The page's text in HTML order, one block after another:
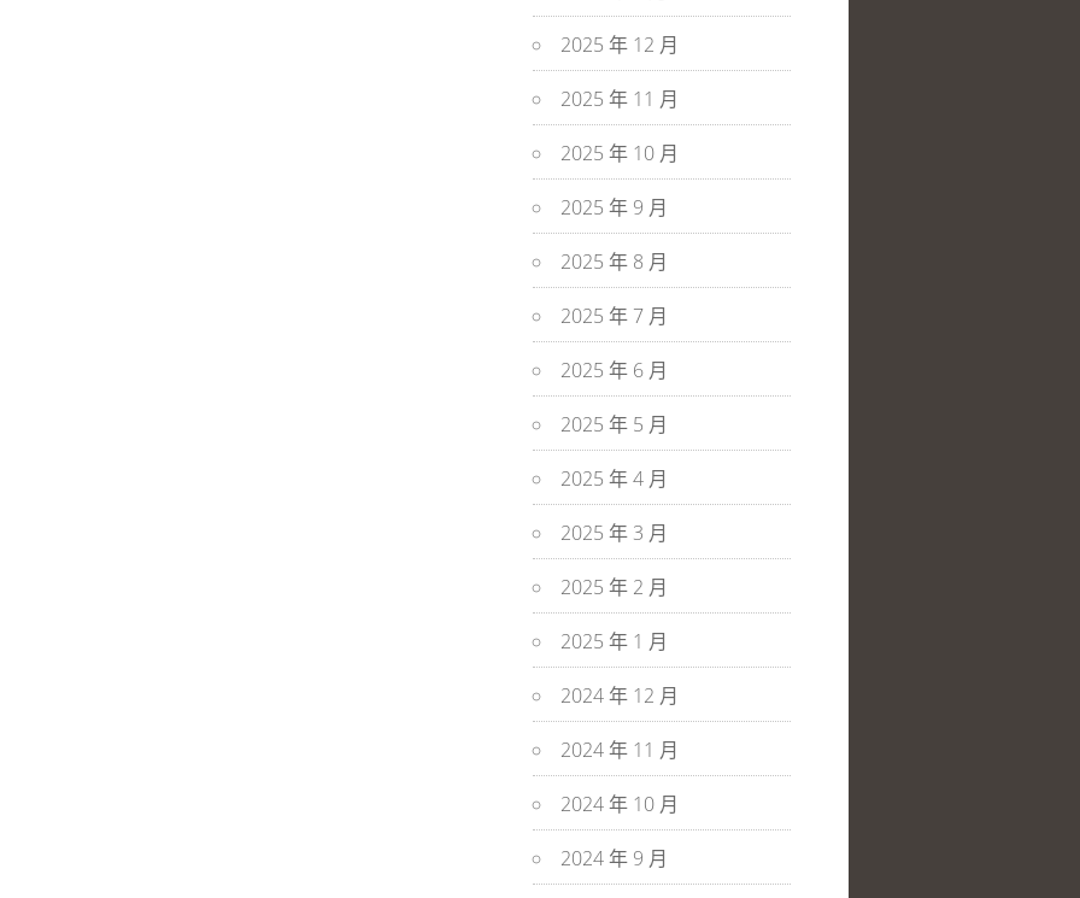
2025 年 12 月
2025 年 11 月
2025 年 10 月
2025 年 9 月
2025 年 8 月
2025 年 7 月
2025 年 6 月
2025 年 5 月
2025 年 4 月
2025 年 3 月
2025 年 2 月
2025 年 1 月
2024 年 12 月
2024 年 11 月
2024 年 10 月
2024 年 9 月